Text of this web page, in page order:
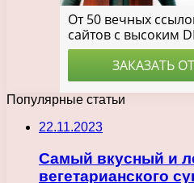
Популярные статьи
22.11.2023
Самый вкусный и
вегетарианского